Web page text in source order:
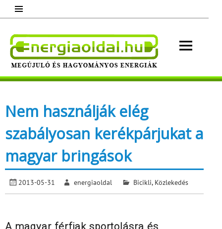
content
Megújuló és hagyományos energiák.
Nem használják elég
szabályosan kerékpárjukat a
magyar bringások
2013-05-31 energiaoldal Bicikli, Közlekedés
A magyar férfiak sportolásra és